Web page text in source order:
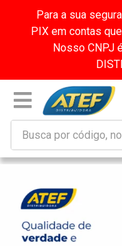
Para a sua
PIX em contas
Nosso CNPJ